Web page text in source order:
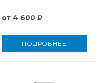
от 4 600 ₽
ПОДРОБНЕЕ